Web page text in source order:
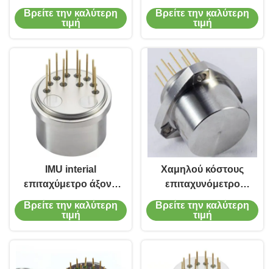
άξονα κυμαίνεται την
υψηλή σταθερότητα
Βρείτε την καλύτερη
τιμή
επιταχυντής κάμψης
Αισθητήρας δονήσεων
αδράνειας
Βρείτε την καλύτερη
τιμή
IMU interial
επιταχύμετρο άξονα
επιταχυμέτρων ενιαίο
για την πτήση
Βρείτε την καλύτερη
τιμή
Χαμηλού κόστους
επιταχυνόμετρο
κάμψης κουαρτζ με
ισχυρή αξιοπιστία και
Βρείτε την καλύτερη
τιμή